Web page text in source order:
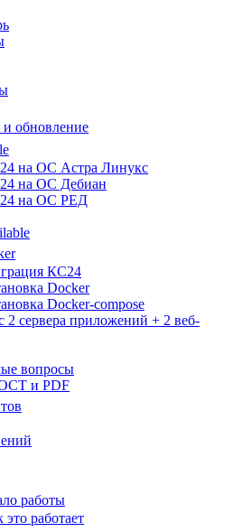
и обновление
на ОС Астра Линукс
на ОС Дебиан
на ОС РЕД
КС24
Docker
Docker-compose
2 сервера приложений + 2 веб-
вопросы
и PDF
работы
это работает